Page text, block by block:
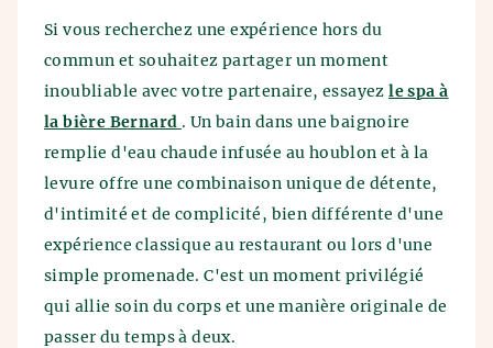
Si vous recherchez une expérience hors du
commun et souhaitez partager un moment
inoubliable avec votre partenaire, essayezle spa à
la bière Bernard . Un bain dans une baignoire
remplie d'eau chaude infusée au houblon et à la
levure offre une combinaison unique de détente,
d'intimité et de complicité, bien différente d'une
expérience classique au restaurant ou lors d'une
simple promenade. C'est un moment privilégié
qui allie soin du corps et une manière originale de
passer du temps à deux.